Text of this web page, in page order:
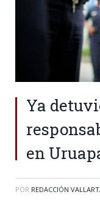
Ya
en
POR REDACCIÓN